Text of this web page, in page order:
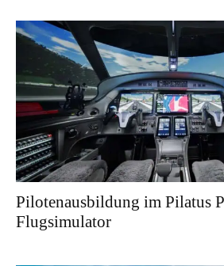
Pilotenausbildung im Pilatus
Flugsimulator